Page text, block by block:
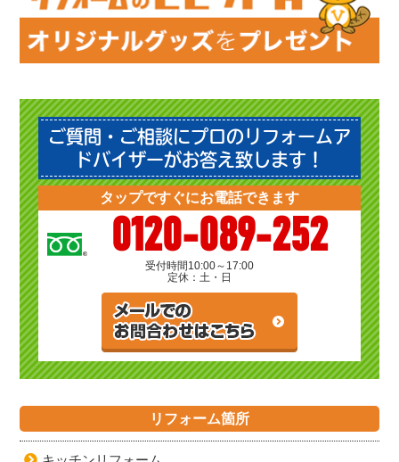
ご質問・ご相談にプロのリフォームア
ドバイザーがお答え致します！
タップですぐにお電話できます
0120-089-252
受付時間 10:00～17:00
定休：土・日
リフォーム箇所